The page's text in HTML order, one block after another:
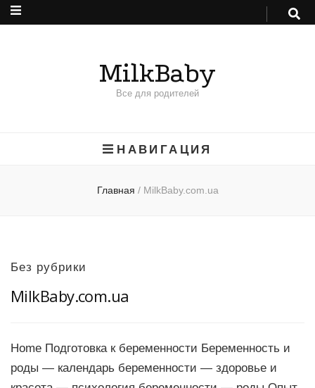
MilkBaby
Все для родителей
НАВИГАЦИЯ
Главная / MilkBaby.com.ua
Без рубрики
MilkBaby.com.ua
Home Подготовка к беременности Беременность и
роды — календарь беременности — здоровье и